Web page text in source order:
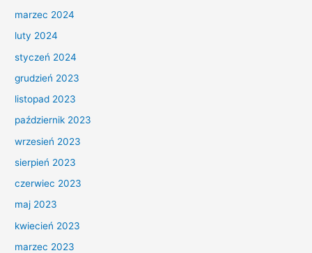
marzec 2024
luty 2024
styczeń 2024
grudzień 2023
listopad 2023
październik 2023
wrzesień 2023
sierpień 2023
czerwiec 2023
maj 2023
kwiecień 2023
marzec 2023